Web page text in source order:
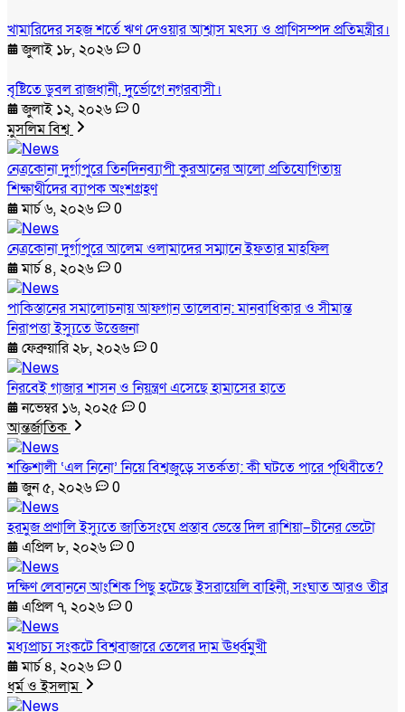
খামারিদের সহজ শর্তে ঋণ দেওয়ার আশ্বাস মৎস্য ও প্রাণিসম্পদ প্রতিমন্ত্রীর।
জুলাই ১৮, ২০২৬
0
বৃষ্টিতে ডুবল রাজধানী, দুর্ভোগে নগরবাসী।
জুলাই ১২, ২০২৬
0
মুসলিম বিশ্ব
নেত্রকোনা দুর্গাপুরে তিনদিনব্যাপী কুরআনের আলো প্রতিযোগিতায়
শিক্ষার্থীদের ব্যাপক অংশগ্রহণ
মার্চ ৬, ২০২৬
0
নেত্রকোনা দুর্গাপুরে আলেম ওলামাদের সম্মানে ইফতার মাহফিল
মার্চ ৪, ২০২৬
0
পাকিস্তানের সমালোচনায় আফগান তালেবান: মানবাধিকার ও সীমান্ত
নিরাপত্তা ইস্যুতে উত্তেজনা
ফেব্রুয়ারি ২৮, ২০২৬
0
নিরবেই গাজার শাসন ও নিয়ন্ত্রণ এসেছে হামাসের হাতে
নভেম্বর ১৬, ২০২৫
0
আন্তর্জাতিক
শক্তিশালী ‘এল নিনো’ নিয়ে বিশ্বজুড়ে সতর্কতা: কী ঘটতে পারে পৃথিবীতে?
জুন ৫, ২০২৬
0
হরমুজ প্রণালি ইস্যুতে জাতিসংঘে প্রস্তাব ভেস্তে দিল রাশিয়া–চীনের ভেটো
এপ্রিল ৮, ২০২৬
0
দক্ষিণ লেবাননে আংশিক পিছু হটেছে ইসরায়েলি বাহিনী, সংঘাত আরও তীব্র
এপ্রিল ৭, ২০২৬
0
মধ্যপ্রাচ্য সংকটে বিশ্ববাজারে তেলের দাম ঊর্ধ্বমুখী
মার্চ ৪, ২০২৬
0
ধর্ম ও ইসলাম